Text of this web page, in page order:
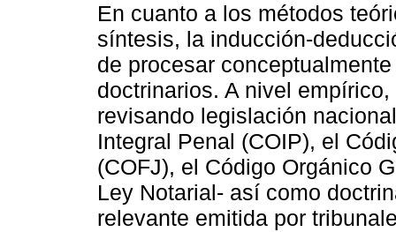
En cuanto a los métodos
síntesis, la inducción-
de procesar
doctrinarios. A nivel
revisando legislación
Integral Penal (COIP), el
(COFJ), el Código Orgánico
Ley Notarial- así como
relevante emitida por